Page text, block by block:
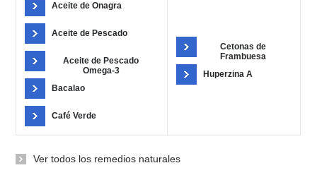
Aceite de Onagra
Aceite de Pescado
Aceite de Pescado
Omega-3
Bacalao
Café Verde
Cetonas de
Frambuesa
Huperzina A
Ver todos los remedios naturales